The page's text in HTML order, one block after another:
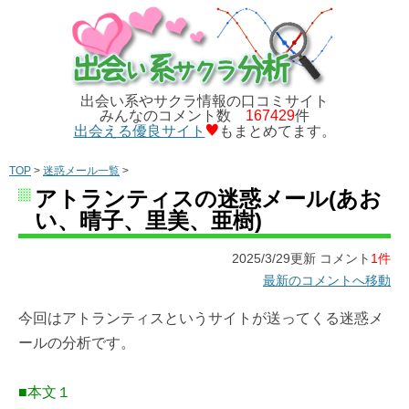
出会い系やサクラ情報の口コミサイト
みんなのコメント数 167429件
出会える優良サイト
もまとめてます。
TOP > 迷惑メール一覧 >
アトランティスの迷惑メール(あお
い、晴子、里美、亜樹)
2025/3/29更新 コメント 1件
最新のコメントへ移動
今回はアトランティスというサイトが送ってくる迷惑メ
ールの分析です。
■本文１